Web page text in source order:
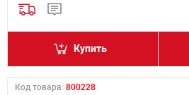
Купить
Код товара: 800228